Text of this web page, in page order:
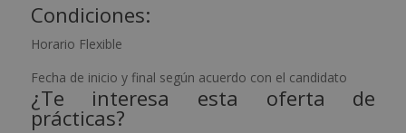
Condiciones:
Horario Flexible
Fecha de inicio y final según acuerdo con el candidato
¿Te interesa esta oferta de
prácticas?